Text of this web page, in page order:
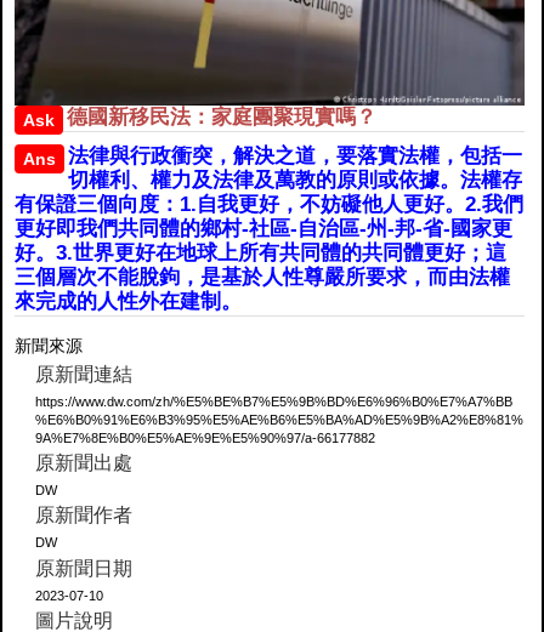
Ask 德國新移民法：家庭團聚現實嗎？
Ans
法律與行政衝突，解決之道，要落實法權，包括一
切權利、權力及法律及萬教的原則或依據。法權存
有保證三個向度：1.自我更好，不妨礙他人更好。2.我們
更好即我們共同體的鄉村-社區-自治區-州-邦-省-國家更
好。3.世界更好在地球上所有共同體的共同體更好；這
三個層次不能脫鉤，是基於人性尊嚴所要求，而由法權
來完成的人性外在建制。
新聞來源
原新聞連結
https://www.dw.com/zh/%E5%BE%B7%E5%9B%BD%E6%96%B0%E7%A7%BB
%E6%B0%91%E6%B3%95%E5%AE%B6%E5%BA%AD%E5%9B%A2%E8%81%
9A%E7%8E%B0%E5%AE%9E%E5%90%97/a-66177882
原新聞出處
DW
原新聞作者
DW
原新聞日期
2023-07-10
圖片說明